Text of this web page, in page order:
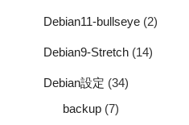
Debian11-bullseye (2)
Debian9-Stretch (14)
Debian設定 (34)
backup (7)